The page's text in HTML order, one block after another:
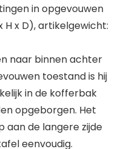
in opgevouwen
H x D), artikelgewicht:
naar binnen achter
toestand is hij
in de kofferbak
opgeborgen. Het
aan de langere zijde
eenvoudig.